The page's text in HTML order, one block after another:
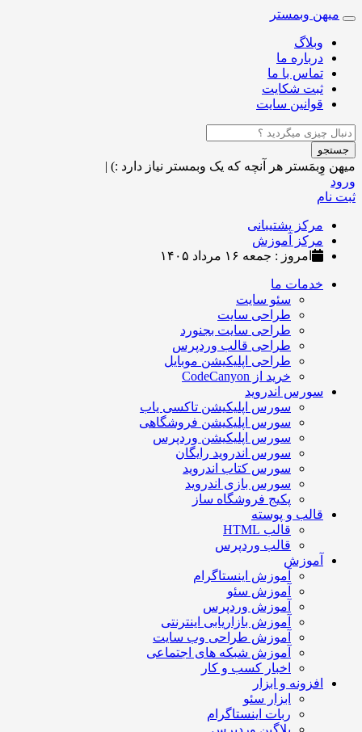
Toggle
navigation
میهن وبمستر
وبلاگ
درباره ما
تماس با ما
ثبت شکایت
قوانین سایت
جستجو
میهن وِبمَستر هر آنچه که یک وبمستر نیاز دارد :) |
ورود
ثبت نام
مرکز پشتیبانی
مرکز آموزش
امروز : جمعه ۱۶ مرداد ۱۴۰۵
خدمات ما
سئو سایت
طراحی سایت
طراحی سایت بجنورد
طراحی قالب وردپرس
طراحی اپلیکیشن موبایل
خرید از CodeCanyon
سورس اندروید
سورس اپلیکیشن تاکسی یاب
سورس اپلیکیشن فروشگاهی
سورس اپلیکیشن وردپرس
سورس اندروید رایگان
سورس کتاب اندروید
سورس بازی اندروید
پکیج فروشگاه ساز
قالب و پوسته
قالب HTML
قالب وردپرس
آموزش
آموزش اینستاگرام
آموزش سئو
آموزش وردپرس
آموزش بازاریابی اینترنتی
آموزش طراحی وب سایت
آموزش شبکه های اجتماعی
اخبار کسب و کار
افزونه و ابزار
ابزار سئو
ربات اینستاگرام
پلاگین وردپرس